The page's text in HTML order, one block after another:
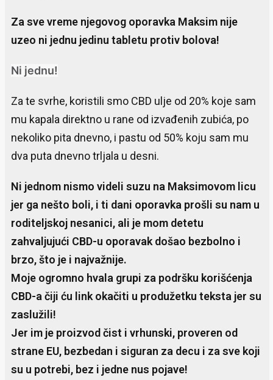
Za sve vreme njegovog oporavka Maksim nije
uzeo ni jednu jedinu tabletu protiv bolova!
Ni jednu!
Za te svrhe, koristili smo CBD ulje od 20% koje sam
mu kapala direktno u rane od izvađenih zubića, po
nekoliko pita dnevno, i pastu od 50% koju sam mu
dva puta dnevno trljala u desni.
Ni jednom nismo videli suzu na Maksimovom licu
jer ga nešto boli, i ti dani oporavka prošli su nam u
roditeljskoj nesanici, ali je mom detetu
zahvaljujući CBD-u oporavak došao bezbolno i
brzo, što je i najvažnije.
Moje ogromno hvala grupi za podršku korišćenja
CBD-a čiji ću link okačiti u produžetku teksta jer su
zaslužili!
Jer im je proizvod čist i vrhunski, proveren od
strane EU, bezbedan i siguran za decu i za sve koji
su u potrebi, bez i jedne nus pojave!